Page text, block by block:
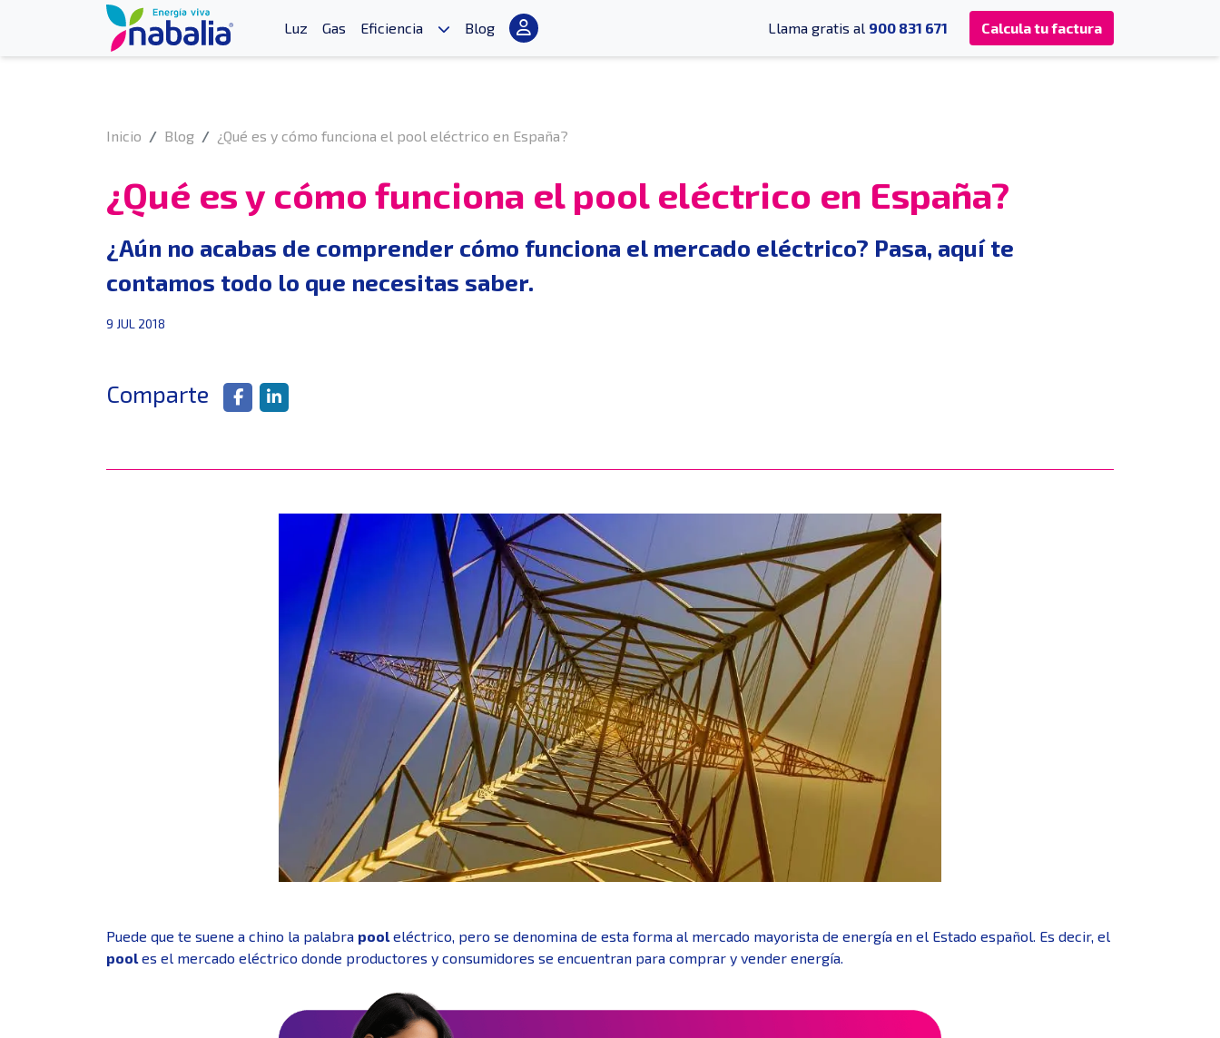
Luz Gas Eficiencia Blog Llama gratis al 900 831 671 Calcula tu factura
Inicio Blog ¿Qué es y cómo funciona el pool eléctrico en España?
¿Qué es y cómo funciona el pool eléctrico en España?
¿Aún no acabas de comprender cómo funciona el mercado eléctrico? Pasa, aquí te
contamos todo lo que necesitas saber.
9 JUL 2018
Comparte
Puede que te suene a chino la palabra pooleléctrico, pero se denomina de esta forma al mercado mayorista de energía en el Estado español. Es decir, el
pooles el mercado eléctrico donde productores y consumidores se encuentran para comprar y vender energía.